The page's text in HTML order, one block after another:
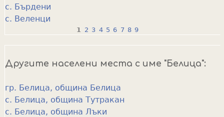
с. Бърдени
с. Веленци
a
g
e
s
1 2 3 4 5 6 7 8 9
Другите населени места с име "Белица":
гр. Белица, община Белица
с. Белица, община Тутракан
с. Белица, община Лъки